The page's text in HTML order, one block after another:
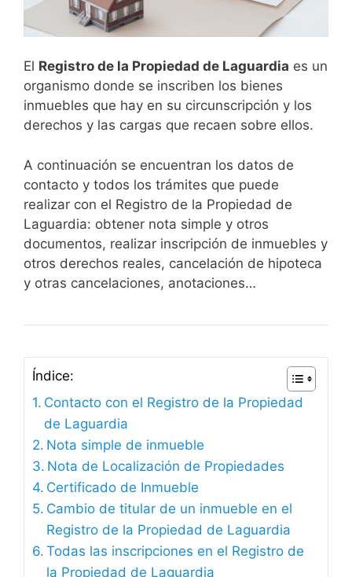
El Registro de la Propiedad de Laguardia es un
organismo donde se inscriben los bienes
inmuebles que hay en su circunscripción y los
derechos y las cargas que recaen sobre ellos.
A continuación se encuentran los datos de
contacto y todos los trámites que puede
realizar con el Registro de la Propiedad de
Laguardia: obtener nota simple y otros
documentos, realizar inscripción de inmuebles y
otros derechos reales, cancelación de hipoteca
y otras cancelaciones, anotaciones…
Índice:
Contacto con el Registro de la Propiedad
de Laguardia
Nota simple de inmueble
Nota de Localización de Propiedades
Certificado de Inmueble
Cambio de titular de un inmueble en el
Registro de la Propiedad de Laguardia
Todas las inscripciones en el Registro de
la Propiedad de Laguardia